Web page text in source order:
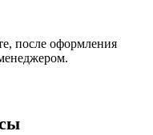
после оформления